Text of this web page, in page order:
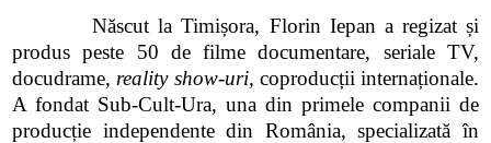
Născut la Timișora, Florin Iepan a regizat și
produs peste 50 de filme documentare, seriale TV,
docudrame, reality show-uri, coproducții internaționale.
A fondat Sub-Cult-Ura, una din primele companii de
producție independente din România, specializată în